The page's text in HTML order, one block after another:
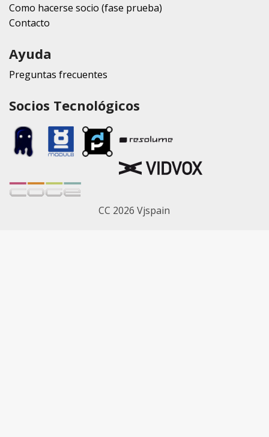
Como hacerse socio (fase prueba)
Contacto
Ayuda
Preguntas frecuentes
Socios Tecnológicos
CC 2026 Vjspain